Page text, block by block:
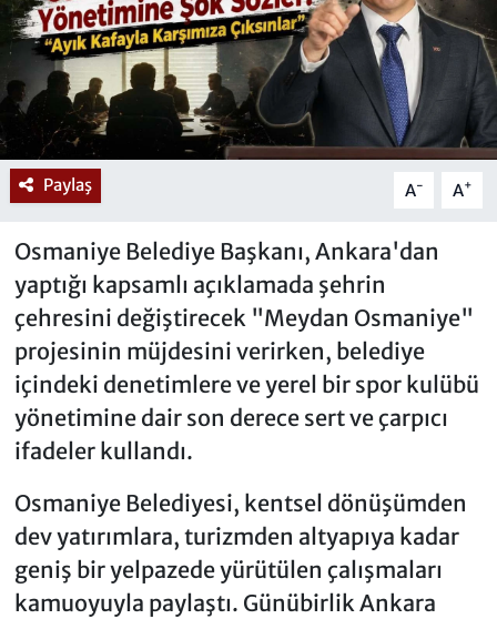
Paylaş A- A+
Osmaniye Belediye Başkanı, Ankara'dan
yaptığı kapsamlı açıklamada şehrin
çehresini değiştirecek "Meydan Osmaniye"
projesinin müjdesini verirken, belediye
içindeki denetimlere ve yerel bir spor kulübü
yönetimine dair son derece sert ve çarpıcı
ifadeler kullandı.
Osmaniye Belediyesi, kentsel dönüşümden
dev yatırımlara, turizmden altyapıya kadar
geniş bir yelpazede yürütülen çalışmaları
kamuoyuyla paylaştı. Günübirlik Ankara